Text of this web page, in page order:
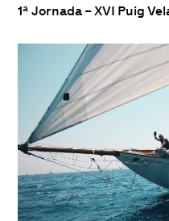
1ª Jornada – XVI Puig